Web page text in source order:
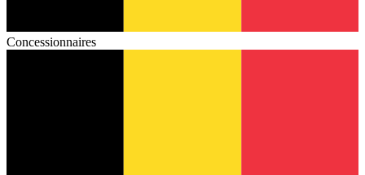
Concessionnaires